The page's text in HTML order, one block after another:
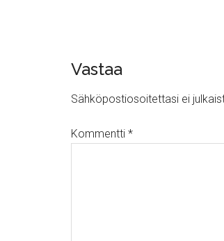
Vastaa
Sähköpostiosoitettasi ei
Kommentti *